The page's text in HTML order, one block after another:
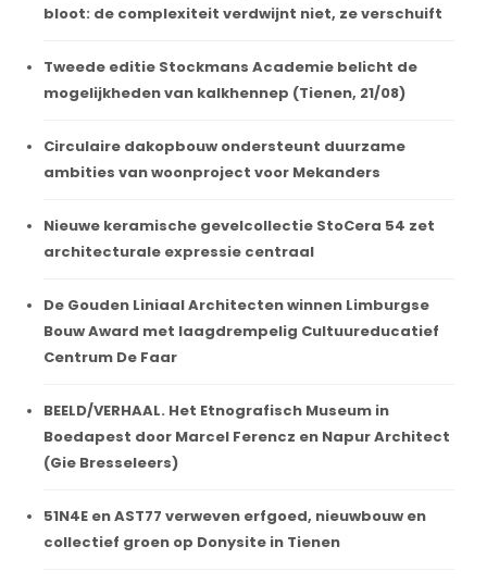
bloot: de complexiteit verdwijnt niet, ze verschuift
Tweede editie Stockmans Academie belicht de
mogelijkheden van kalkhennep (Tienen, 21/08)
Circulaire dakopbouw ondersteunt duurzame
ambities van woonproject voor Mekanders
Nieuwe keramische gevelcollectie StoCera 54 zet
architecturale expressie centraal
De Gouden Liniaal Architecten winnen Limburgse
Bouw Award met laagdrempelig Cultuureducatief
Centrum De Faar
BEELD/VERHAAL. Het Etnografisch Museum in
Boedapest door Marcel Ferencz en Napur Architect
(Gie Bresseleers)
51N4E en AST77 verweven erfgoed, nieuwbouw en
collectief groen op Donysite in Tienen